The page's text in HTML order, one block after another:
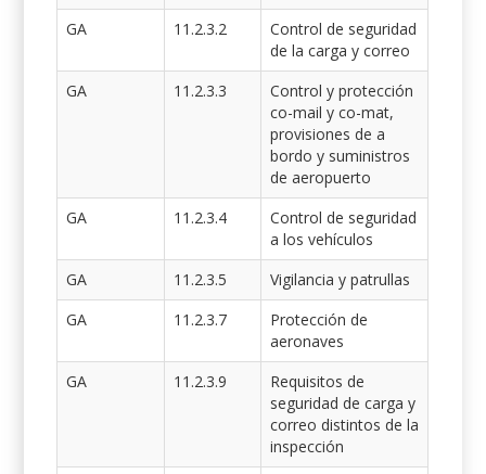
GA
11.2.3.2
Control de seguridad
de la carga y correo
GA
11.2.3.3
Control y protección
co-mail y co-mat,
provisiones de a
bordo y suministros
de aeropuerto
GA
11.2.3.4
Control de seguridad
a los vehículos
GA
11.2.3.5
Vigilancia y patrullas
GA
11.2.3.7
Protección de
aeronaves
GA
11.2.3.9
Requisitos de
seguridad de carga y
correo distintos de la
inspección